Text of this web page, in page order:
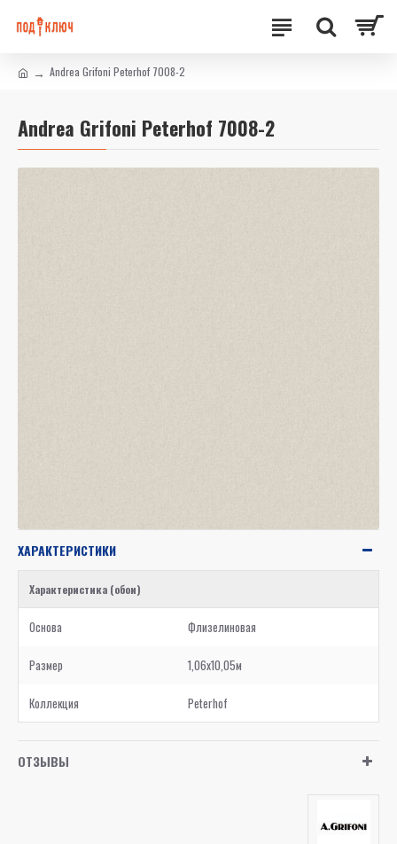
Andrea Grifoni Peterhof 7008-2
Andrea Grifoni Peterhof 7008-2
ХАРАКТЕРИСТИКИ
Характеристика (обои)
Основа Флизелиновая
Размер 1,06x10,05м
Коллекция Peterhof
ОТЗЫВЫ